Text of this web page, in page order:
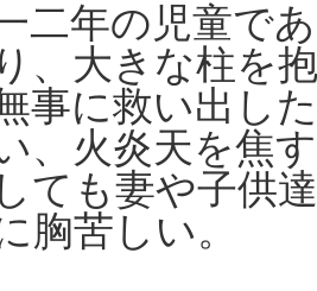
二年の児童で
、大きな柱を
事に救い出し
、火炎天を焦
ても妻や子供
胸苦しい。